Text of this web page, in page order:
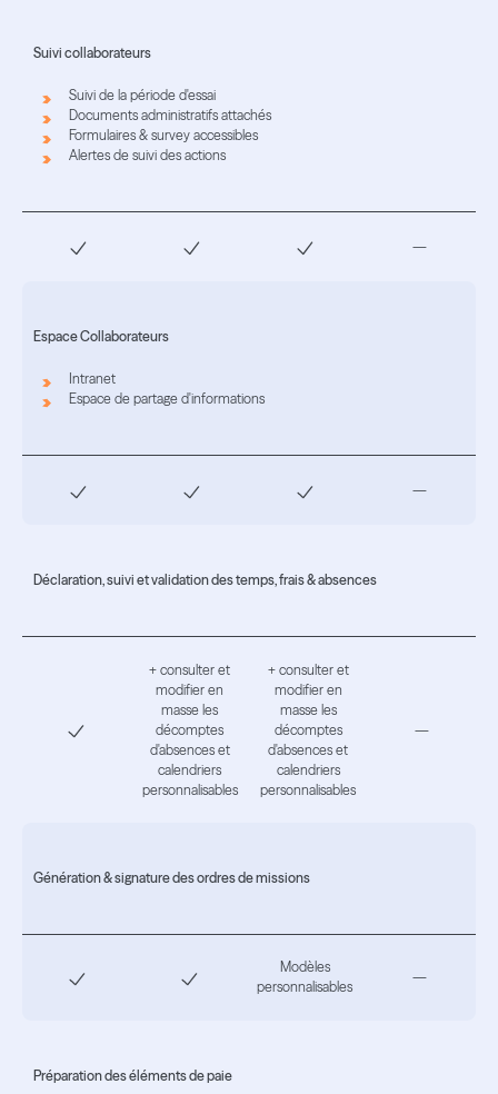
Suivi collaborateurs
Suivi de la période d'essai
Documents administratifs attachés
Formulaires & survey accessibles
Alertes de suivi des actions
—
Espace Collaborateurs
Intranet
Espace de partage d'informations
—
Déclaration, suivi et validation des temps, frais & absences
+ consulter et
modifier en
masse les
décomptes
d'absences et
calendriers
personnalisables
+ consulter et
modifier en
masse les
décomptes
d'absences et
calendriers
personnalisables
—
Génération & signature des ordres de missions
Modèles
personnalisables
—
Préparation des éléments de paie